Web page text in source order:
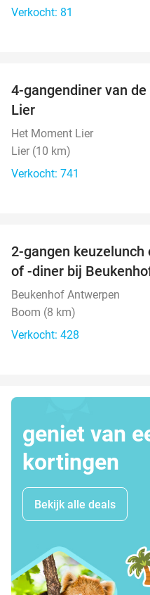
Verkocht: 81
4-gangendiner van
Lier
Het Moment Lier
Lier (10 km)
Verkocht: 741
2-gangen
of -diner bij
Beukenhof Antwerpen
Boom (8 km)
Verkocht: 428
geniet van
kortingen
Bekijk alle deals